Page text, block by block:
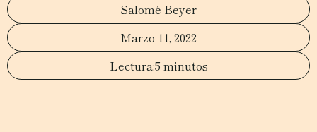
Salomé Beyer
Marzo 11, 2022
5 minutos